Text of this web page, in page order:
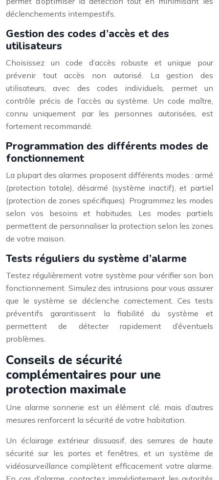
déclenchements intempestifs.
Gestion des codes d’accès et des
utilisateurs
Choisissez un code d’accès robuste et unique pour
prévenir tout accès non autorisé. La gestion des
utilisateurs, avec des codes individuels, permet un
contrôle précis de l’accès au système. Un code maître,
connu uniquement par les personnes autorisées, est
fortement recommandé.
Programmation des différents modes de
fonctionnement
La plupart des alarmes proposent différents modes : armé
(protection totale), désarmé (système inactif), et partiel
(protection de zones spécifiques). Programmez les modes
selon vos besoins et habitudes. Les modes partiels
permettent de personnaliser la protection selon les zones
de votre maison.
Tests réguliers du système d’alarme
Testez régulièrement votre système pour vérifier son bon
fonctionnement. Simulez des intrusions pour vous assurer
que le système se déclenche correctement. Ces tests
préventifs garantissent la fiabilité du système et
permettent de détecter rapidement d’éventuels
problèmes.
Conseils de sécurité
complémentaires pour une
protection maximale
Une alarme sonnerie est un élément clé, mais d’autres
mesures renforcent la sécurité de votre habitation.
Un éclairage extérieur dissuasif, des serrures de haute
sécurité sur les portes et fenêtres, et un système de
vidéosurveillance complètent efficacement votre alarme.